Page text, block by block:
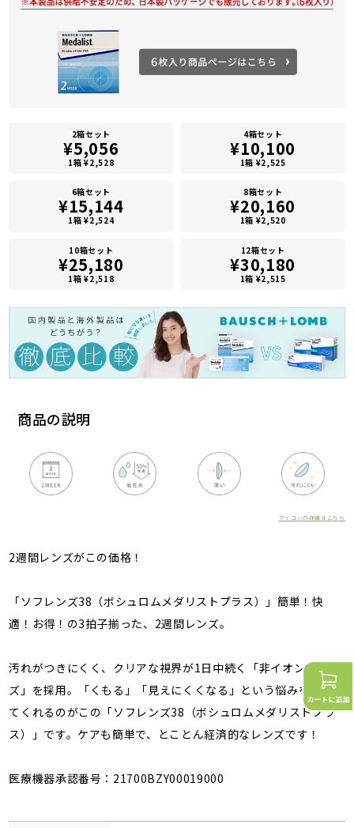
商品の説明
アイコンの詳細はこちら
2週間レンズがこの価格！
「ソフレンズ38（ボシュロムメダリストプラス）」簡単！快
適！お得！の3拍子揃った、2週間レンズ。
汚れがつきにくく、クリアな視界が1日中続く「非イオン性レン
ズ」を採用。「くもる」「見えにくくなる」という悩みを解消し
てくれるのがこの「ソフレンズ38（ボシュロムメダリストプラ
ス）」です。ケアも簡単で、とことん経済的なレンズです！
医療機器承認番号：21700BZY00019000
2箱セット
¥5,056
1箱 ¥2,528
4箱セット
¥10,100
1箱 ¥2,525
6箱セット
¥15,144
1箱 ¥2,524
8箱セット
¥20,160
1箱 ¥2,520
10箱セット
¥25,180
1箱 ¥2,518
12箱セット
¥30,180
1箱 ¥2,515